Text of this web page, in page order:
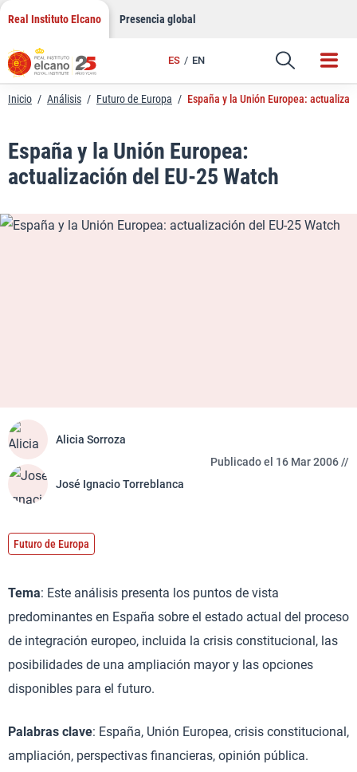
Saltar
contenido
Real Instituto Elcano Presencia global
ES EN
Enlace
Inicio / Análisis / Futuro de Europa / España y la Unión Europea:
España y la Unión Europea:
actualización del EU-25 Watch
Alicia Sorroza
José Ignacio Torreblanca
Publicado el 16 Mar 2006 //
Futuro de Europa
Tema: Este análisis presenta los puntos de vista
predominantes en España sobre el estado actual del proceso
de integración europeo, incluida la crisis constitucional, las
posibilidades de una ampliación mayor y las opciones
disponibles para el futuro.
Palabras clave: España, Unión Europea, crisis constitucional,
ampliación, perspectivas financieras, opinión pública.